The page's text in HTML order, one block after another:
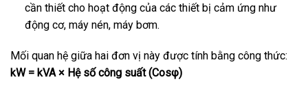
cần thiết cho hoạt động của các thiết bị cảm ứng như
động cơ, máy nén, máy bơm.
Mối quan hệ giữa hai đơn vị này được tính bằng công thức:
kW = kVA × Hệ số công suất (Cosφ)